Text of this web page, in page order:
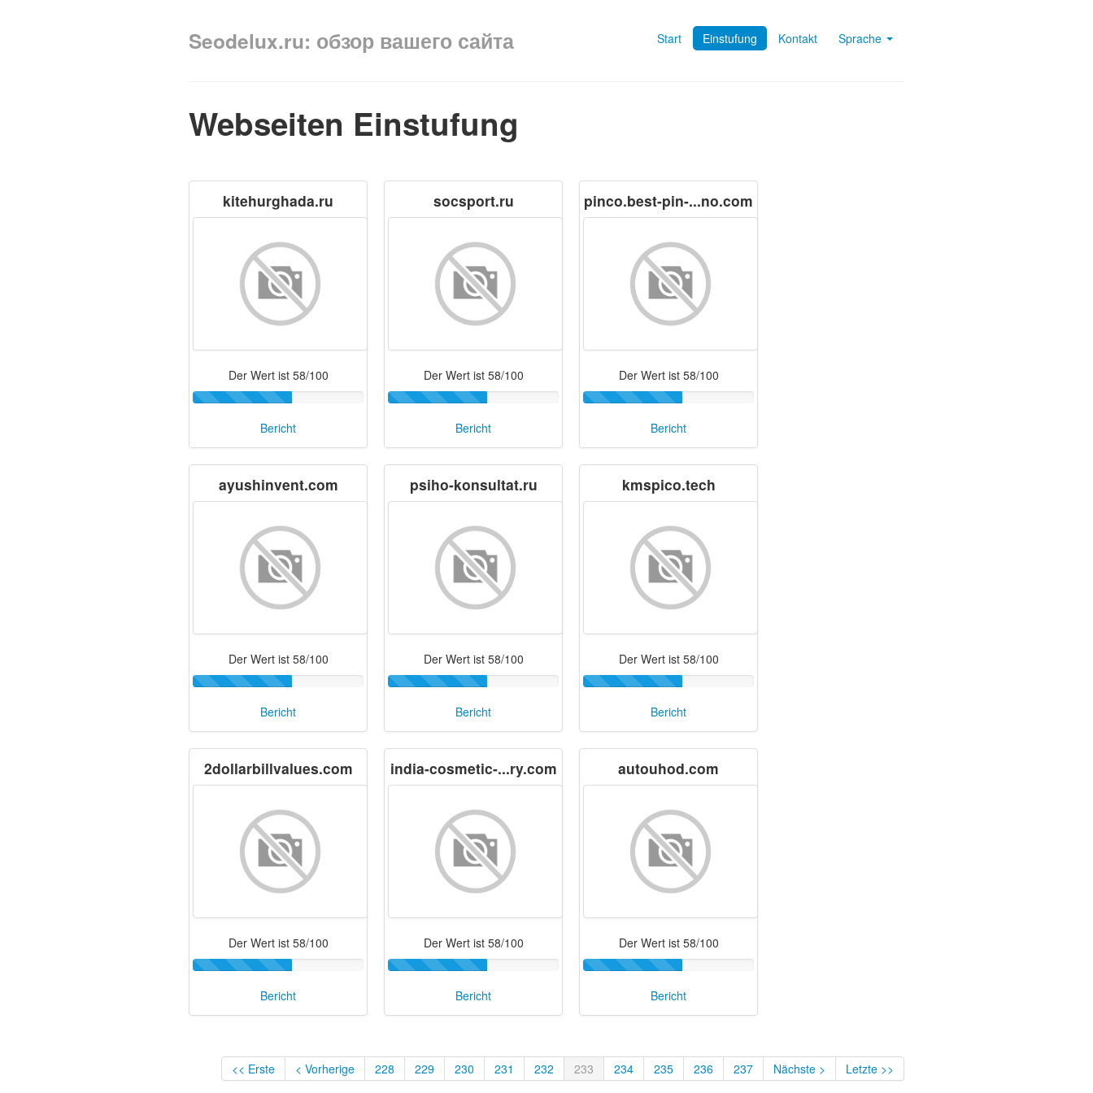
Start Einstufung Kontakt Sprache
Seodelux.ru: обзор вашего сайта
Webseiten Einstufung
kitehurghada.ru
Der Wert ist 58/100
Bericht
socsport.ru
Der Wert ist 58/100
Bericht
pinco.best-pin-...no.com
Der Wert ist 58/100
Bericht
ayushinvent.com
Der Wert ist 58/100
Bericht
psiho-konsultat.ru
Der Wert ist 58/100
Bericht
kmspico.tech
Der Wert ist 58/100
Bericht
2dollarbillvalues.com
Der Wert ist 58/100
Bericht
india-cosmetic-...ry.com
Der Wert ist 58/100
Bericht
autouhod.com
Der Wert ist 58/100
Bericht
<< Erste < Vorherige 228 229 230 231 232 233 234 235 236 237 Nächste > Letzte >>